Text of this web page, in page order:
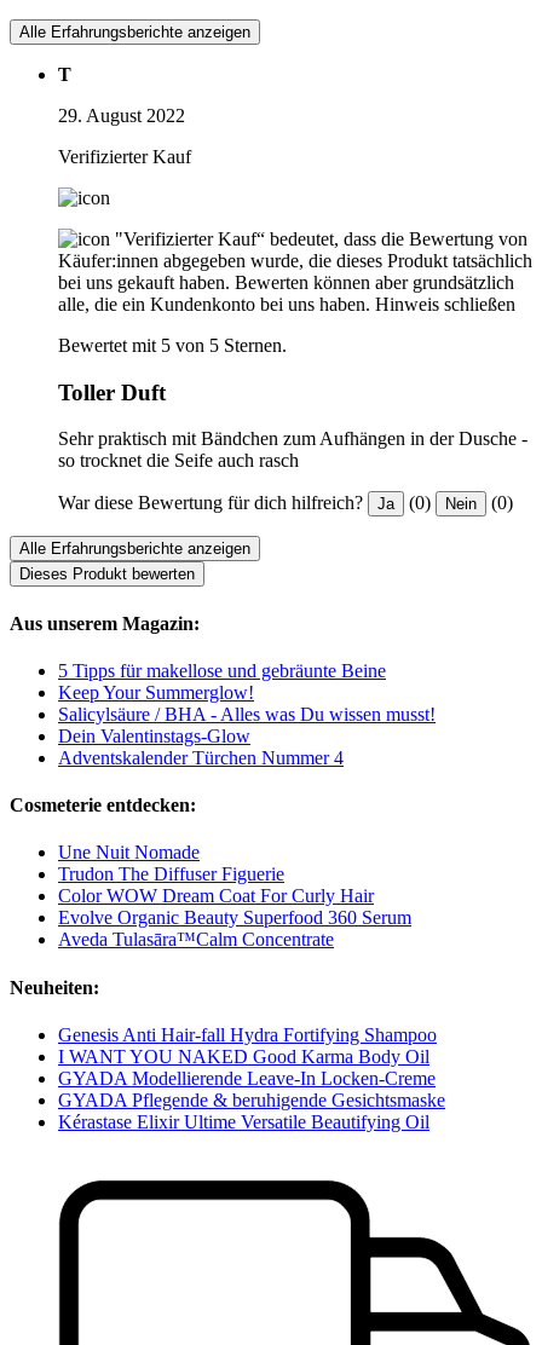
Alle Erfahrungsberichte anzeigen
T
29. August 2022
Verifizierter Kauf
"Verifizierter Kauf“ bedeutet, dass die Bewertung von
Käufer:innen abgegeben wurde, die dieses Produkt tatsächlich
bei uns gekauft haben. Bewerten können aber grundsätzlich
alle, die ein Kundenkonto bei uns haben. Hinweis schließen
Bewertet mit 5 von 5 Sternen.
Toller Duft
Sehr praktisch mit Bändchen zum Aufhängen in der Dusche -
so trocknet die Seife auch rasch
War diese Bewertung für dich hilfreich? Ja (0) Nein (0)
Alle Erfahrungsberichte anzeigen
Dieses Produkt bewerten
Aus unserem Magazin:
5 Tipps für makellose und gebräunte Beine
Keep Your Summerglow!
Salicylsäure / BHA - Alles was Du wissen musst!
Dein Valentinstags-Glow
Adventskalender Türchen Nummer 4
Cosmeterie entdecken:
Une Nuit Nomade
Trudon The Diffuser Figuerie
Color WOW Dream Coat For Curly Hair
Evolve Organic Beauty Superfood 360 Serum
Aveda Tulasāra™Calm Concentrate
Neuheiten:
Genesis Anti Hair-fall Hydra Fortifying Shampoo
I WANT YOU NAKED Good Karma Body Oil
GYADA Modellierende Leave-In Locken-Creme
GYADA Pflegende & beruhigende Gesichtsmaske
Kérastase Elixir Ultime Versatile Beautifying Oil